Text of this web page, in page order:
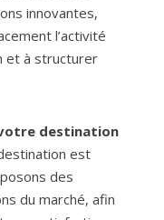
innovantes,
l’activité
et à structurer
destination
est
des
du marché, afin